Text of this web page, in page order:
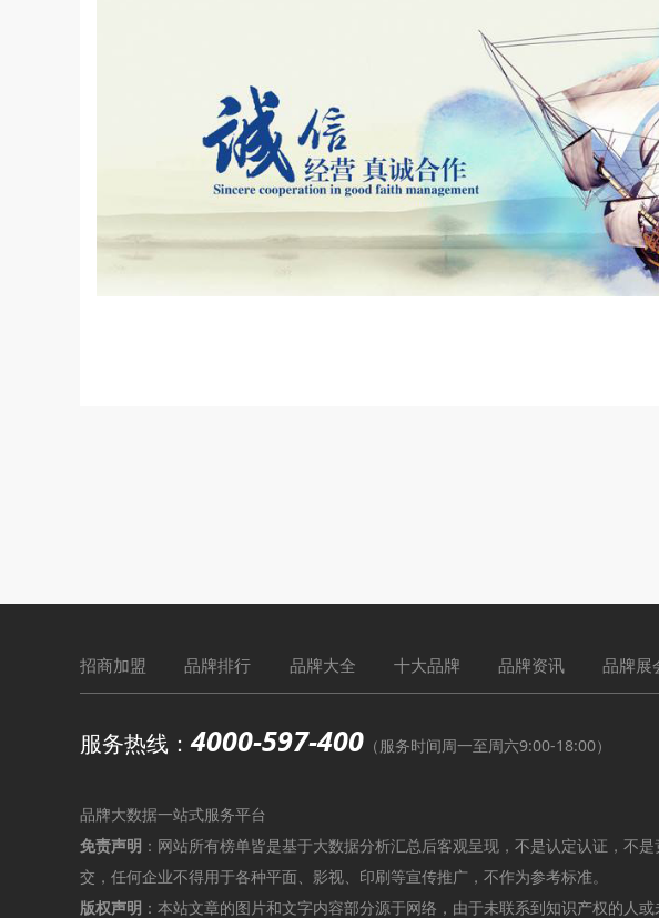
招商加盟 品牌排行 品牌大全 十大品牌 品牌资讯 品牌展
服务热线：4000-597-400 （服务时间周一至周六9:00-18:00）
品牌大数据一站式服务平台
免责声明 ：网站所有榜单皆是基于大数据分析汇总后客观呈现，不是认定认证，不
交，任何企业不得用于各种平面、影视、印刷等宣传推广，不作为参考标准。
版权声明 ：本站文章的图片和文字内容部分源于网络，由于未联系到知识产权的人